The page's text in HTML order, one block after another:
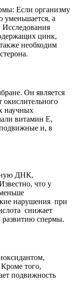
Если организму
уменьшается, а
цинк,
необходим
Он является
научных
витамин Е,
и, в
ДНК,
что у
нарушения при
снижает
развитию спермы.
того,
подвижность